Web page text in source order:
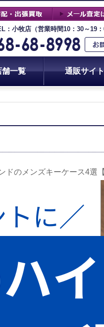
：小牧店（営業時間10：30～19：
舗一覧 通販サイト
ドのメンズキーケース4選【